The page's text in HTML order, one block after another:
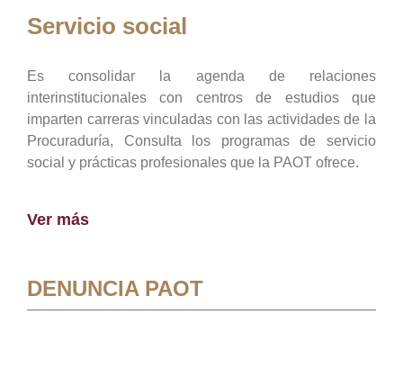
Servicio social
Es consolidar la agenda de relaciones
interinstitucionales con centros de estudios que
imparten carreras vinculadas con las actividades de la
Procuraduría, Consulta los programas de servicio
social y prácticas profesionales que la PAOT ofrece.
Ver más
DENUNCIA PAOT